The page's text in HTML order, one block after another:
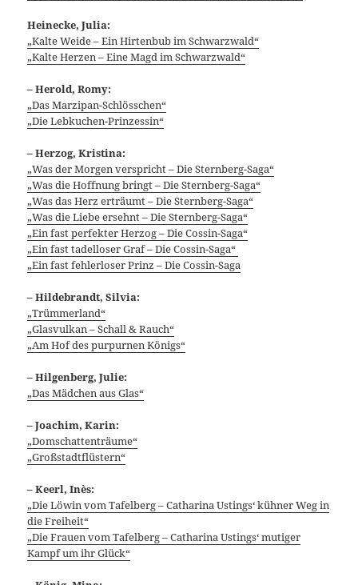
Heinecke, Julia:
„Kalte Weide – Ein Hirtenbub im Schwarzwald“
„Kalte Herzen – Eine Magd im Schwarzwald“
– Herold, Romy:
„Das Marzipan-Schlösschen“
„Die Lebkuchen-Prinzessin“
– Herzog, Kristina:
„Was der Morgen verspricht – Die Sternberg-Saga“
„Was die Hoffnung bringt – Die Sternberg-Saga“
„Was das Herz erträumt – Die Sternberg-Saga“
„Was die Liebe ersehnt – Die Sternberg-Saga“
„Ein fast perfekter Herzog – Die Cossin-Saga“
„Ein fast tadelloser Graf – Die Cossin-Saga“
„Ein fast fehlerloser Prinz – Die Cossin-Saga
– Hildebrandt, Silvia:
„Trümmerland“
„Glasvulkan – Schall & Rauch“
„Am Hof des purpurnen Königs“
– Hilgenberg, Julie:
„Das Mädchen aus Glas“
– Joachim, Karin:
„Domschattenträume“
„Großstadtflüstern“
–Keerl, Inès:
„Die Löwin vom Tafelberg – Catharina Ustings‘ kühner Weg in
die Freiheit“
„Die Frauen vom Tafelberg – Catharina Ustings‘ mutiger
Kampf um ihr Glück“